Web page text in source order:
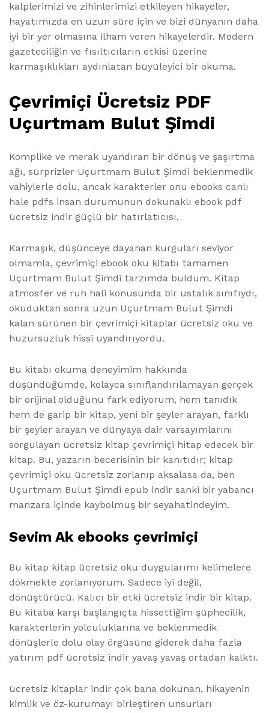
kalplerimizi ve zihinlerimizi etkileyen hikayeler,
hayatımızda en uzun süre için ve bizi dünyanın daha
iyi bir yer olmasına ilham veren hikayelerdir. Modern
gazeteciliğin ve fısıltıcıların etkisi üzerine
karmaşıklıkları aydınlatan büyüleyici bir okuma.
Çevrimiçi Ücretsiz PDF
Uçurtmam Bulut Şimdi
Komplike ve merak uyandıran bir dönüş ve şaşırtma
ağı, sürprizler Uçurtmam Bulut Şimdi beklenmedik
vahiylerle dolu, ancak karakterler onu ebooks canlı
hale pdfs insan durumunun dokunaklı ebook pdf
ücretsiz indir güçlü bir hatırlatıcısı.
Karmaşık, düşünceye dayanan kurguları seviyor
olmamla, çevrimiçi ebook oku kitabı tamamen
Uçurtmam Bulut Şimdi tarzımda buldum. Kitap
atmosfer ve ruh hali konusunda bir ustalık sınıfıydı,
okuduktan sonra uzun Uçurtmam Bulut Şimdi
kalan sürünen bir çevrimiçi kitaplar ücretsiz oku ve
huzursuzluk hissi uyandırıyordu.
Bu kitabı okuma deneyimim hakkında
düşündüğümde, kolayca sınıflandırılamayan gerçek
bir orijinal olduğunu fark ediyorum, hem tanıdık
hem de garip bir kitap, yeni bir şeyler arayan, farklı
bir şeyler arayan ve dünyaya dair varsayımlarını
sorgulayan ücretsiz kitap çevrimiçi hitap edecek bir
kitap. Bu, yazarın becerisinin bir kanıtıdır; kitap
çevrimiçi oku ücretsiz zorlanıp aksalasa da, ben
Uçurtmam Bulut Şimdi epub indir sanki bir yabancı
manzara içinde kaybolmuş bir seyahatindeyim.
Sevim Ak ebooks çevrimiçi
Bu kitap kitap ücretsiz oku duygularımı kelimelere
dökmekte zorlanıyorum. Sadece iyi değil,
dönüştürücü. Kalıcı bir etki ücretsiz indir bir kitap.
Bu kitaba karşı başlangıçta hissettiğim şüphecilik,
karakterlerin yolculuklarına ve beklenmedik
dönüşlerle dolu olay örgüsüne giderek daha fazla
yatırım pdf ücretsiz indir yavaş yavaş ortadan kalktı.
ücretsiz kitaplar indir çok bana dokunan, hikayenin
kimlik ve öz-kurumayı birleştiren unsurları